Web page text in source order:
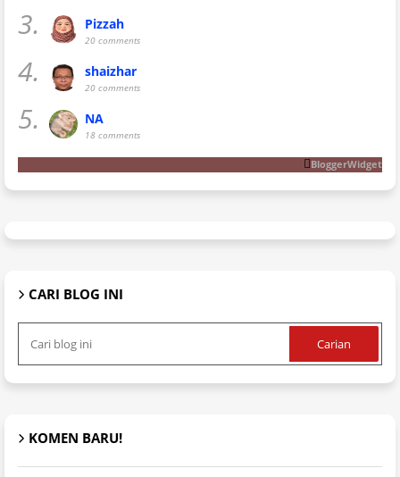
3. Pizzah
20 comments
4. shaizhar
20 comments
5. NA
18 comments
BloggerWidget
CARI BLOG INI
KOMEN BARU!